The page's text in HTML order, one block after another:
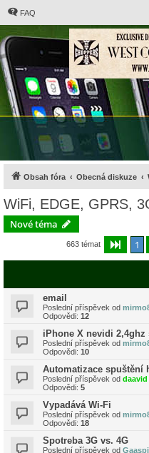
FAQ
Obsah fóra Obecná diskuze
WiFi, EDGE, GPRS,
Nové téma
663 témat 1
email
Poslední příspěvek od
Odpovědi: 12
iPhone X nevidi 2,4ghz
Poslední příspěvek od
Odpovědi: 10
Automatizace spuštění
Poslední příspěvek od daavid
Odpovědi: 5
Vypadává Wi-Fi
Poslední příspěvek od
Odpovědi: 18
Spotreba 3G vs. 4G
Poslední příspěvek od Gaaspi